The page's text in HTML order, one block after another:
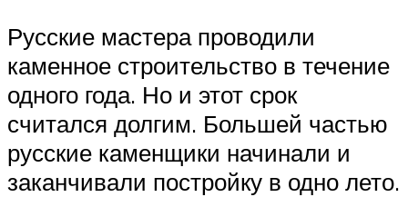
Русские мастера проводили
каменное строительство в течение
одного года. Но и этот срок
считался долгим. Большей частью
русские каменщики начинали и
заканчивали постройку в одно лето.